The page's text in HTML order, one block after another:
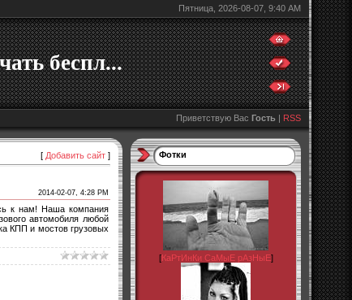
Пятница, 2026-08-07, 9:40 AM
беспл...
Приветствую Вас Гость | RSS
[ Добавить сайт ]
2014-02-07, 4:28 PM
к нам! Наша компания
автомобиля любой
КПП и мостов грузовых
Фотки
[КаРтИнКи СаМыЕ рАзНыЕ]